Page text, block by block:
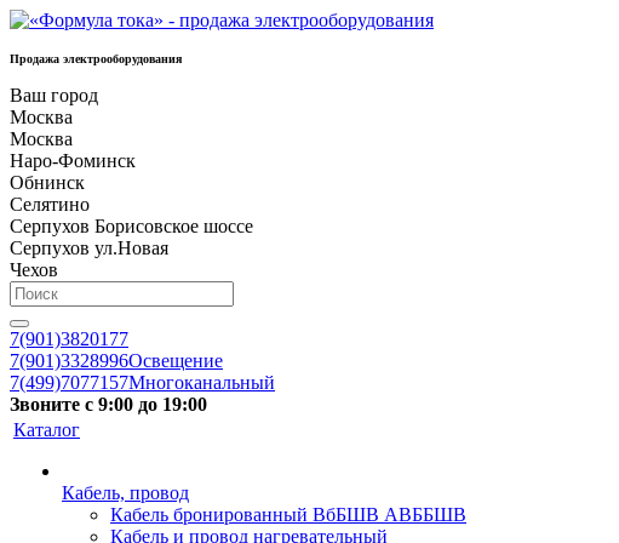
Продажа электрооборудования
Ваш город
Москва
Москва
Наро-Фоминск
Обнинск
Селятино
Серпухов Борисовское шоссе
Серпухов ул.Новая
Чехов
7(901)3820177
7(901)3328996Освещение
7(499)7077157Многоканальный
Звоните с 9:00 до 19:00
Каталог
Кабель, провод
Кабель бронированный ВбБШВ АВББШВ
Кабель и провод нагревательный